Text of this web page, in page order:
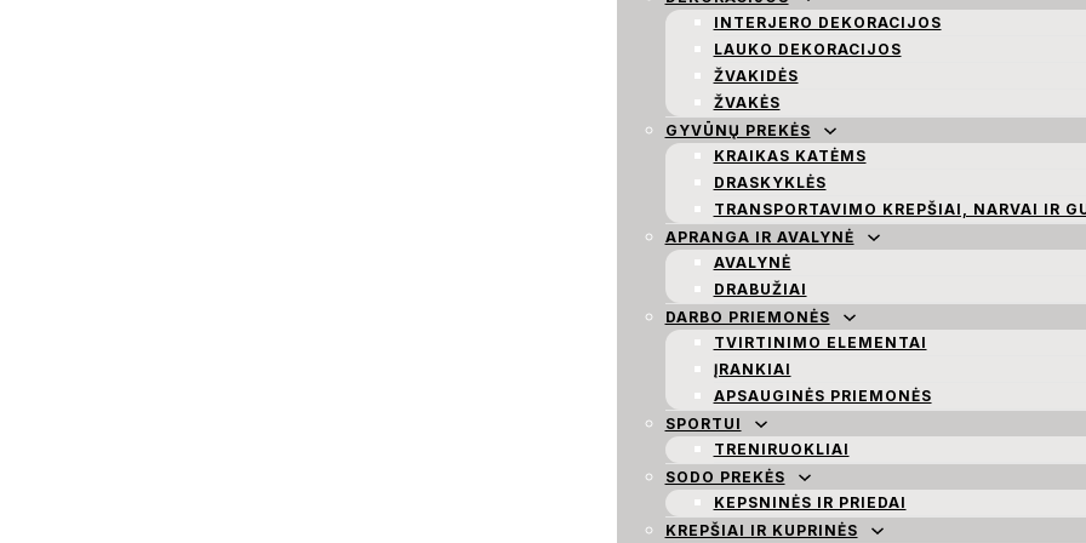
INTERJERO DEKORACIJOS
LAUKO DEKORACIJOS
ŽVAKIDĖS
ŽVAKĖS
GYVŪNŲ PREKĖS
KRAIKAS KATĖMS
DRASKYKLĖS
TRANSPORTAVIMO KREPŠIAI, NARVAI IR
APRANGA IR AVALYNĖ
AVALYNĖ
DRABUŽIAI
DARBO PRIEMONĖS
TVIRTINIMO ELEMENTAI
ĮRANKIAI
APSAUGINĖS PRIEMONĖS
SPORTUI
TRENIRUOKLIAI
SODO PREKĖS
KEPSNINĖS IR PRIEDAI
KREPŠIAI IR KUPRINĖS